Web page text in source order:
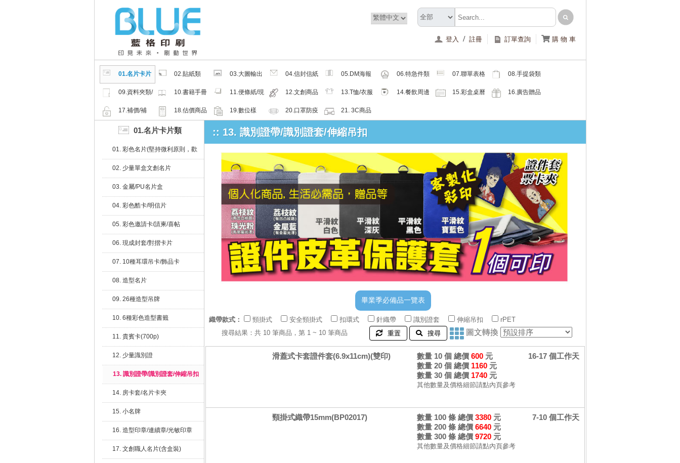
登入 / 註冊 訂單查詢 購 物 車
01.名片卡片
02.貼紙類
03.大圖輸出
04.信封信紙
05.DM海報
06.特急件類
07.聯單表格
08.手提袋類
09.資料夾類/
夾鏈密封袋
10.書籍手冊
11.便條紙/現
成品
12.文創商品
13.T恤/衣服
帽子配件類
14.餐飲周邊
15.彩盒桌曆
16.廣告贈品
17.補價/補
18.估價商品 19.數位樣
20.口罩防疫
21. 3C商品
01.名片卡片類
01. 彩色名片(堅持微利原則，歡
02. 少量單盒文創名片
03. 金屬/PU名片盒
04. 彩色酷卡/明信片
05. 彩色邀請卡/請柬/喜帖
06. 現成封套/對摺卡片
07. 10種耳環吊卡/飾品卡
08. 造型名片
09. 26種造型吊牌
10. 6種彩色造型書籤
11. 貴賓卡(700p)
12. 少量識別證
13. 識別證帶/識別證套/伸縮吊扣
14. 房卡套/名片卡夾
15. 小名牌
16. 造型印章/連續章/光敏印章
17. 文創職人名片(含盒裝)
:: 13. 識別證帶/識別證套/伸縮吊扣
織帶款式： 頸掛式 安全頸掛式 扣環式 針織帶 識別證套 伸縮吊扣
rPET
搜尋結果：共 10 筆商品，第 1 ~ 10 筆商品
重置 搜尋 圖文轉換
滑蓋式卡套證件套(6.9x11cm)(雙印) 數量 10 個 總價 600元
數量 20 個 總價 1160元
數量 30 個 總價 1740元
其他數量及價格細節請點內頁參考
16-17 個工作天
頸掛式織帶15mm(BP02017) 數量 100 條 總價 3380元
數量 200 條 總價 6640元
數量 300 條 總價 9720元
其他數量及價格細節請點內頁參考
7-10 個工作天